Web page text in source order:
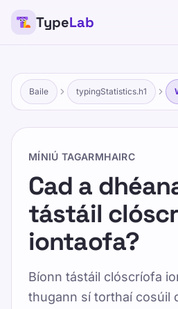
TypeLab
Baile typingStatistics.h1
MÍNIÚ TAGARMHAIRC
Cad a
tástáil
iontaofa?
Bíonn tástáil clóscríofa
thugann sí torthaí cosúil